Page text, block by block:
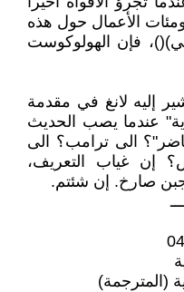
الأعمال حول هذه
فإن الهولوكوست
إليه لانغ في مقدمة
عندما يصب الحديث
الى ترامب؟ الى
إن غياب التعريف،
صارخ. إن شئتم.
(المترجمة)